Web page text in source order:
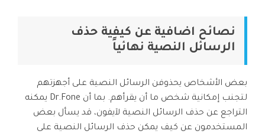
نصائح اضافية عن كيفية حذف
الرسائل النصية نهائياً
بعض الأشخاص يحذوفن الرسائل النصية على أجهزتهم
لتجنب إمكانية شخص ما أن يقرأهم. بما أن Dr.Fone يمكنه
التراجع عن حذف الرسائل النصية لآيفون، قد يسأل بعض
المستخدمون عن كيف يمكن حذف الرسائل النصية على